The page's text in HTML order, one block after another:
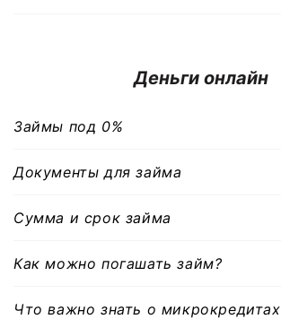
Деньги онлайн
Займы под 0%
Документы для займа
Сумма и срок займа
Как можно погашать займ?
Что важно знать о микрокредитах